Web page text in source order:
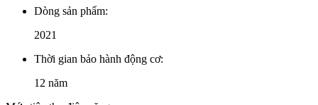
Dòng sản phẩm:
2021
Thời gian bảo hành động cơ:
12 năm